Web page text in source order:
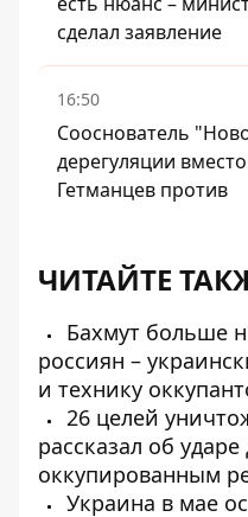
сделал заявление
16:50
Сооснователь
дерегуляции
Гетманцев против
ЧИТАЙТЕ
Бахмут больше
россиян –
и технику
26 целей
рассказал об
оккупированным
Украина в мае